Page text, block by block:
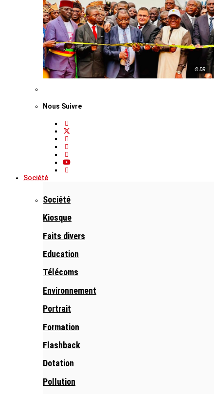
© DR
Nous Suivre
Société
Société
Kiosque
Faits divers
Education
Télécoms
Environnement
Portrait
Formation
Flashback
Dotation
Pollution